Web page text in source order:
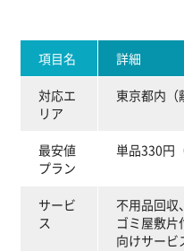
項目名 詳細
対応エ
リア
東京都内（
最安値
プラン
単品330円
サービ
ス
不用品回収
ゴミ屋敷
向けサービ